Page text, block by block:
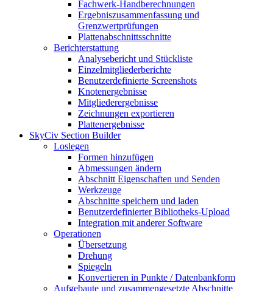
Fachwerk-Handberechnungen
Ergebniszusammenfassung und
Grenzwertprüfungen
Plattenabschnittsschnitte
Berichterstattung
Analysebericht und Stückliste
Einzelmitgliederberichte
Benutzerdefinierte Screenshots
Knotenergebnisse
Mitgliederergebnisse
Zeichnungen exportieren
Plattenergebnisse
SkyCiv Section Builder
Loslegen
Formen hinzufügen
Abmessungen ändern
Abschnitt Eigenschaften und Senden
Werkzeuge
Abschnitte speichern und laden
Benutzerdefinierter Bibliotheks-Upload
Integration mit anderer Software
Operationen
Übersetzung
Drehung
Spiegeln
Konvertieren in Punkte / Datenbankform
Aufgebaute und zusammengesetzte Abschnitte